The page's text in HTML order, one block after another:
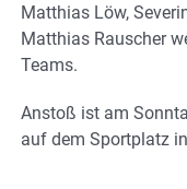
Matthias Löw,
Matthias Rauscher
Teams.
Anstoß ist am
auf dem Sportplatz